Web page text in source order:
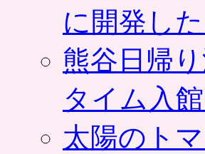
に開発し
熊谷日帰
タイム入
太陽のト